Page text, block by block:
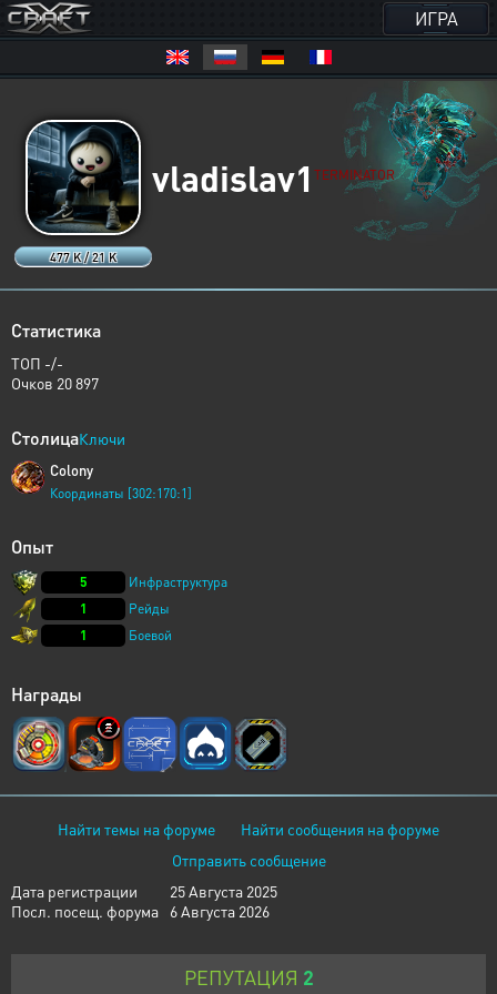
ИГРА
477 K / 21 K
vladislav1 TERMINATOR
Статистика
ТОП -/-
Очков 20 897
СтолицаКлючи
Colony
Координаты [302:170:1]
Опыт
5
Инфраструктура
1
Рейды
1
Боевой
Награды
Найти темы на форуме
Найти сообщения на форуме
Отправить сообщение
Дата регистрации
25 Августа 2025
Посл. посещ. форума
6 Августа 2026
РЕПУТАЦИЯ 2